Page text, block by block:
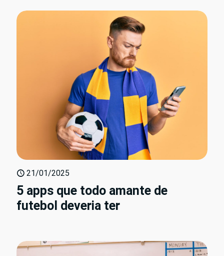
21/01/2025
5 apps que todo amante de
futebol deveria ter